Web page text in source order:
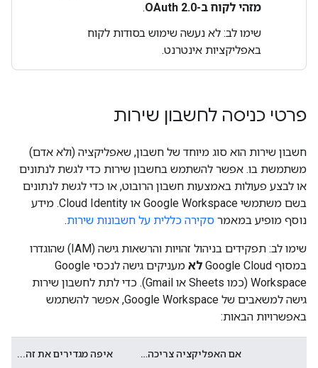
מזהי לקוח ב-OAuth 2.0
.
שימו לב: לא נעשה שימוש בסודות לקוח
באפליקציות אינטרנט.
פרטי כניסה לחשבון שירות
חשבון שירות הוא סוג מיוחד של חשבון, שאפליקציה (ולא אדם)
משתמשת בו. אפשר להשתמש בחשבון שירות כדי לגשת לנתונים
או לבצע פעולות באמצעות חשבון הרובוט, או כדי לגשת לנתונים
בשם משתמשי Google Workspace או Cloud Identity. מידע
נוסף מופיע במאמר סקירה כללית על חשבונות שירות.
שימו לב: תפקידים בניהול זהויות והרשאות גישה (IAM) שהוגדרו
במסוף Google Cloud
לא
מעניקים גישה לנכסי Google
Workspace (כמו Sheets או Gmail). כדי לתת לחשבון שירות
גישה למשאבים של Google Workspace, אפשר להשתמש
באפשרויות הבאות:
אם האפליקציה צריכה… איפה מגדירים את זה...